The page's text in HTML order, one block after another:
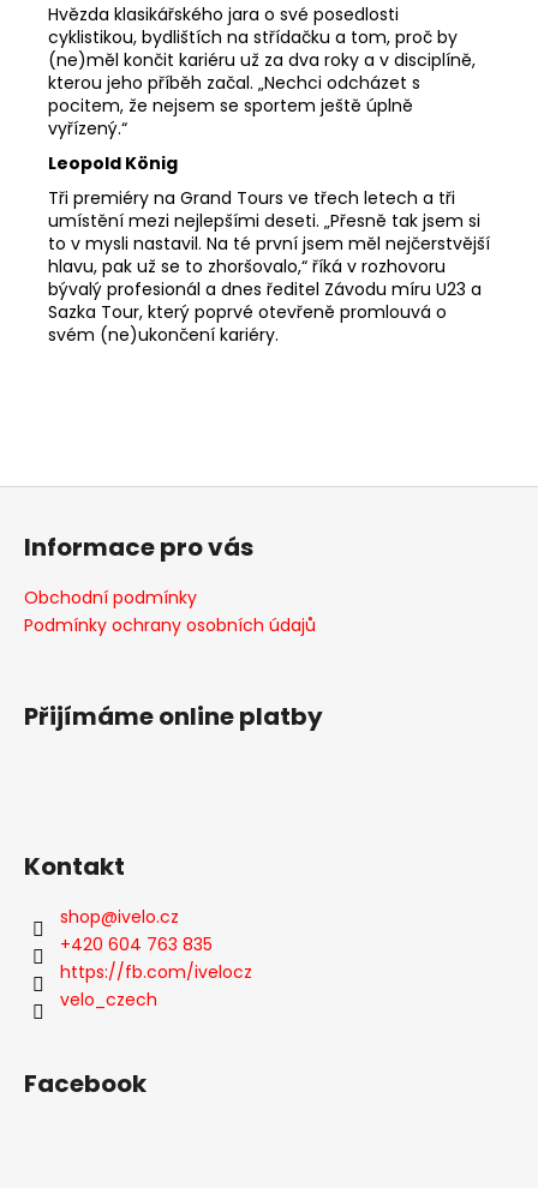
Hvězda klasikářského jara o své posedlosti
cyklistikou, bydlištích na střídačku a tom, proč by
(ne)měl končit kariéru už za dva roky a v disciplíně,
kterou jeho příběh začal. „Nechci odcházet s
pocitem, že nejsem se sportem ještě úplně
vyřízený.“
Leopold König
Tři premiéry na Grand Tours ve třech letech a tři
umístění mezi nejlepšími deseti. „Přesně tak jsem si
to v mysli nastavil. Na té první jsem měl nejčerstvější
hlavu, pak už se to zhoršovalo,“ říká v rozhovoru
bývalý profesionál a dnes ředitel Závodu míru U23 a
Sazka Tour, který poprvé otevřeně promlouvá o
svém (ne)ukončení kariéry.
Z
Informace pro vás
Obchodní podmínky
Podmínky ochrany osobních údajů
Přijímáme online platby
Kontakt
shop@ivelo.cz
+420 604 763 835
https://fb.com/ivelocz
velo_czech
Facebook